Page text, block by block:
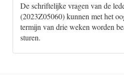
De schriftelijke vragen van de
(2023Z05060) kunnen met het
termijn van drie weken worden
sturen.